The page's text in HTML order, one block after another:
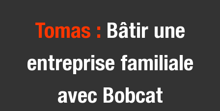
Tomas : Bâtir une
entreprise familiale
avec Bobcat